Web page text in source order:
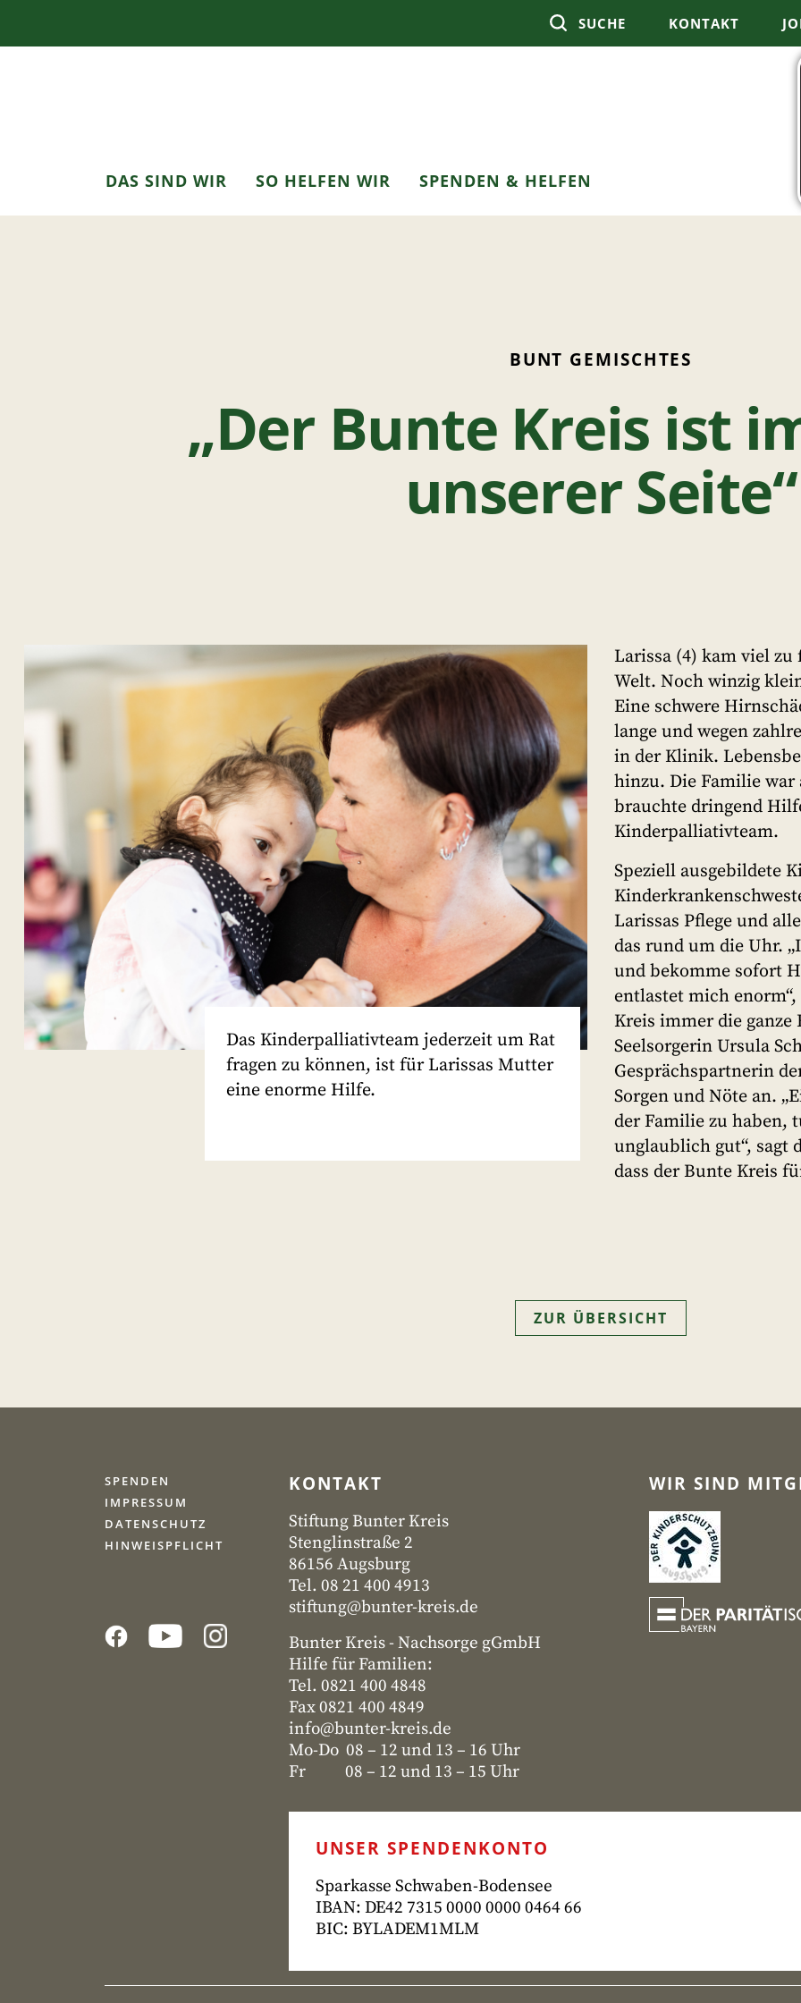
SUCHE KONTAKT
DAS SIND WIR SO HELFEN WIR SPENDEN & HELFEN
BUNT GEMISCHTES
„Der Bunte Kreis ist
unserer Seite“
Das Kinderpalliativteam jederzeit um Rat
fragen zu können, ist für Larissas Mutter
eine enorme Hilfe.
Larissa (4) kam viel
Welt. Noch winzig
Eine schwere
lange und wegen
in der Klinik.
hinzu. Die Familie war
brauchte dringend
Kinderpalliativteam.
Speziell ausgebildete
Larissas Pflege und
das rund um die Uhr.
und bekomme sofort
entlastet mich
Kreis immer die
Seelsorgerin Ursula
Gesprächspartnerin
Sorgen und Nöte an.
der Familie zu haben,
unglaublich gut“, sagt
dass der Bunte Kreis
ZUR ÜBERSICHT
SPENDEN
IMPRESSUM
DATENSCHUTZ
HINWEISPFLICHT
KONTAKT
Stiftung Bunter Kreis
Stenglinstraße 2
86156 Augsburg
Tel. 08 21 400 4913
stiftung@bunter-kreis.de
Bunter Kreis - Nachsorge gGmbH
Hilfe für Familien:
Tel. 0821 400 4848
Fax 0821 400 4849
info@bunter-kreis.de
Mo-Do 08 – 12 und 13 – 16 Uhr
Fr 08 – 12 und 13 – 15 Uhr
WIR SIND
UNSER SPENDENKONTO
Sparkasse Schwaben-Bodensee
IBAN: DE42 7315 0000 0000 0464 66
BIC: BYLADEM1MLM